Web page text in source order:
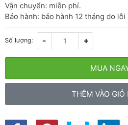
Vận chuyển: miễn phí.
Bảo hành: bảo hành 12 tháng do lỗi
Số lượng: - +
MUA
THÊM VÀO GIỎ